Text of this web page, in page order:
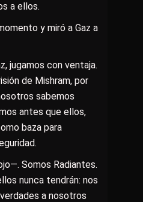
a ellos.
y miró a Gaz a
jugamos con ventaja.
de Mishram, por
sabemos
antes que ellos,
baza para
Somos Radiantes.
nunca tendrán: nos
a nosotros